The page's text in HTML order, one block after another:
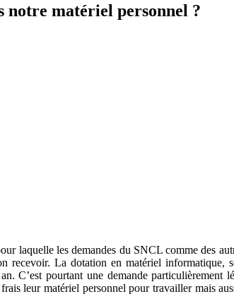
notre matériel personnel ?
laquelle les demandes du SNCL comme des
La dotation en matériel informatique,
C’est pourtant une demande
leur matériel personnel pour travailler mais